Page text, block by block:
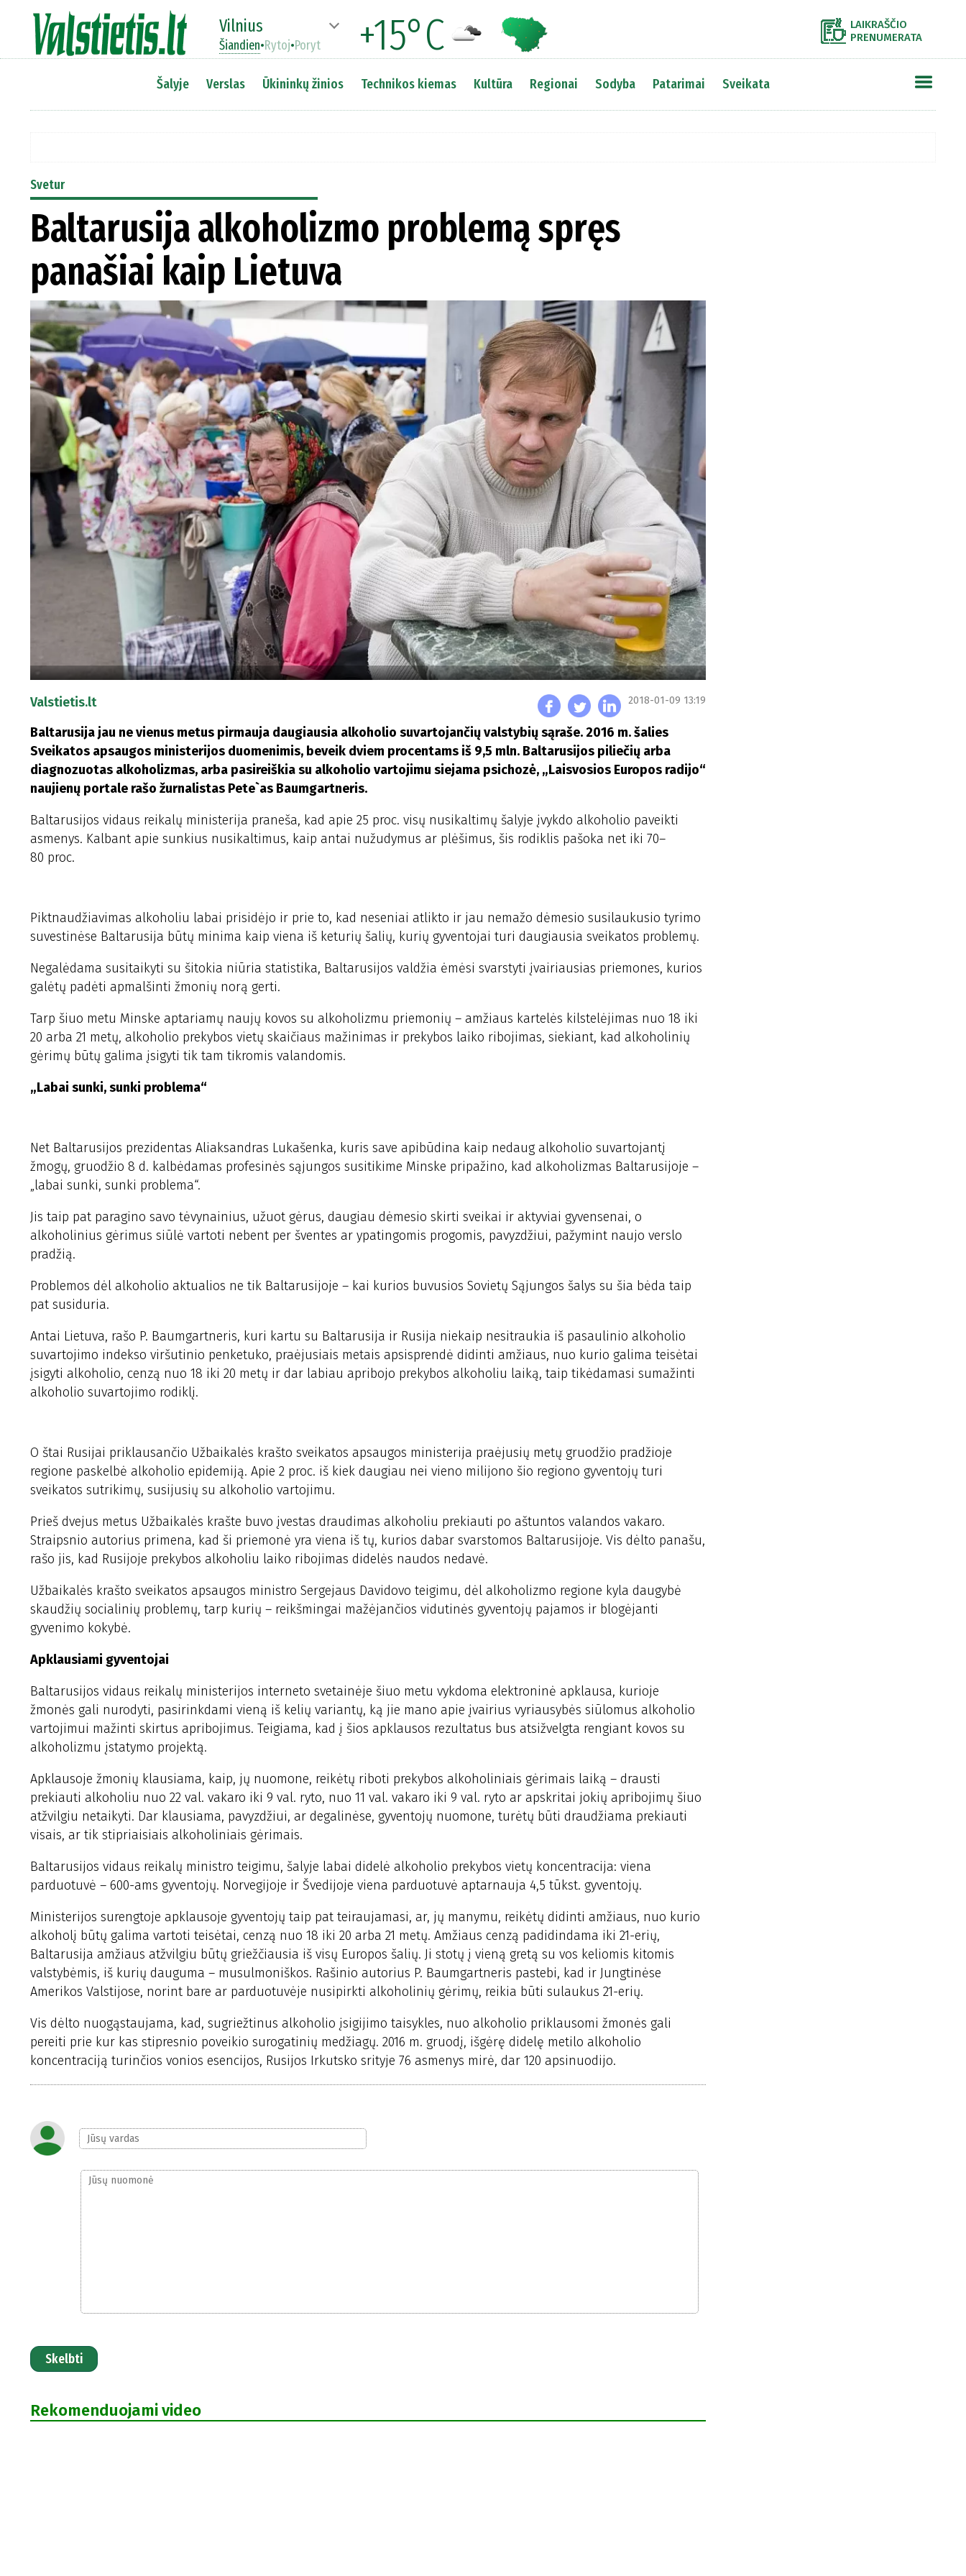
Vilnius +15°C
Šiandien•Rytoj•Poryt
LAIKRAŠČIO
PRENUMERATA
Šalyje Verslas Ūkininkų žinios Technikos kiemas Kultūra Regionai Sodyba Patarimai Sveikata
Svetur
Baltarusija alkoholizmo problemą spręs
panašiai kaip Lietuva
Valstietis.lt 2018-01-09 13:19
Baltarusija jau ne vienus metus pirmauja daugiausia alkoholio suvartojančių valstybių sąraše. 2016 m. šalies
Sveikatos apsaugos ministerijos duomenimis, beveik dviem procentams iš 9,5 mln. Baltarusijos piliečių arba
diagnozuotas alkoholizmas, arba pasireiškia su alkoholio vartojimu siejama psichozė, „Laisvosios Europos radijo“
naujienų portale rašo žurnalistas Pete`as Baumgartneris.
Baltarusijos vidaus reikalų ministerija praneša, kad apie 25 proc. visų nusikaltimų šalyje įvykdo alkoholio paveikti
asmenys. Kalbant apie sunkius nusikaltimus, kaip antai nužudymus ar plėšimus, šis rodiklis pašoka net iki 70–
80 proc.
Piktnaudžiavimas alkoholiu labai prisidėjo ir prie to, kad neseniai atlikto ir jau nemažo dėmesio susilaukusio tyrimo
suvestinėse Baltarusija būtų minima kaip viena iš keturių šalių, kurių gyventojai turi daugiausia sveikatos problemų.
Negalėdama susitaikyti su šitokia niūria statistika, Baltarusijos valdžia ėmėsi svarstyti įvairiausias priemones, kurios
galėtų padėti apmalšinti žmonių norą gerti.
Tarp šiuo metu Minske aptariamų naujų kovos su alkoholizmu priemonių – amžiaus kartelės kilstelėjimas nuo 18 iki
20 arba 21 metų, alkoholio prekybos vietų skaičiaus mažinimas ir prekybos laiko ribojimas, siekiant, kad alkoholinių
gėrimų būtų galima įsigyti tik tam tikromis valandomis.
„Labai sunki, sunki problema“
Net Baltarusijos prezidentas Aliaksandras Lukašenka, kuris save apibūdina kaip nedaug alkoholio suvartojantį
žmogų, gruodžio 8 d. kalbėdamas profesinės sąjungos susitikime Minske pripažino, kad alkoholizmas Baltarusijoje –
„labai sunki, sunki problema“.
Jis taip pat paragino savo tėvynainius, užuot gėrus, daugiau dėmesio skirti sveikai ir aktyviai gyvensenai, o
alkoholinius gėrimus siūlė vartoti nebent per šventes ar ypatingomis progomis, pavyzdžiui, pažymint naujo verslo
pradžią.
Problemos dėl alkoholio aktualios ne tik Baltarusijoje – kai kurios buvusios Sovietų Sąjungos šalys su šia bėda taip
pat susiduria.
Antai Lietuva, rašo P. Baumgartneris, kuri kartu su Baltarusija ir Rusija niekaip nesitraukia iš pasaulinio alkoholio
suvartojimo indekso viršutinio penketuko, praėjusiais metais apsisprendė didinti amžiaus, nuo kurio galima teisėtai
įsigyti alkoholio, cenzą nuo 18 iki 20 metų ir dar labiau apribojo prekybos alkoholiu laiką, taip tikėdamasi sumažinti
alkoholio suvartojimo rodiklį.
O štai Rusijai priklausančio Užbaikalės krašto sveikatos apsaugos ministerija praėjusių metų gruodžio pradžioje
regione paskelbė alkoholio epidemiją. Apie 2 proc. iš kiek daugiau nei vieno milijono šio regiono gyventojų turi
sveikatos sutrikimų, susijusių su alkoholio vartojimu.
Prieš dvejus metus Užbaikalės krašte buvo įvestas draudimas alkoholiu prekiauti po aštuntos valandos vakaro.
Straipsnio autorius primena, kad ši priemonė yra viena iš tų, kurios dabar svarstomos Baltarusijoje. Vis dėlto panašu,
rašo jis, kad Rusijoje prekybos alkoholiu laiko ribojimas didelės naudos nedavė.
Užbaikalės krašto sveikatos apsaugos ministro Sergejaus Davidovo teigimu, dėl alkoholizmo regione kyla daugybė
skaudžių socialinių problemų, tarp kurių – reikšmingai mažėjančios vidutinės gyventojų pajamos ir blogėjanti
gyvenimo kokybė.
Apklausiami gyventojai
Baltarusijos vidaus reikalų ministerijos interneto svetainėje šiuo metu vykdoma elektroninė apklausa, kurioje
žmonės gali nurodyti, pasirinkdami vieną iš kelių variantų, ką jie mano apie įvairius vyriausybės siūlomus alkoholio
vartojimui mažinti skirtus apribojimus. Teigiama, kad į šios apklausos rezultatus bus atsižvelgta rengiant kovos su
alkoholizmu įstatymo projektą.
Apklausoje žmonių klausiama, kaip, jų nuomone, reikėtų riboti prekybos alkoholiniais gėrimais laiką – drausti
prekiauti alkoholiu nuo 22 val. vakaro iki 9 val. ryto, nuo 11 val. vakaro iki 9 val. ryto ar apskritai jokių apribojimų šiuo
atžvilgiu netaikyti. Dar klausiama, pavyzdžiui, ar degalinėse, gyventojų nuomone, turėtų būti draudžiama prekiauti
visais, ar tik stipriaisiais alkoholiniais gėrimais.
Baltarusijos vidaus reikalų ministro teigimu, šalyje labai didelė alkoholio prekybos vietų koncentracija: viena
parduotuvė – 600-ams gyventojų. Norvegijoje ir Švedijoje viena parduotuvė aptarnauja 4,5 tūkst. gyventojų.
Ministerijos surengtoje apklausoje gyventojų taip pat teiraujamasi, ar, jų manymu, reikėtų didinti amžiaus, nuo kurio
alkoholį būtų galima vartoti teisėtai, cenzą nuo 18 iki 20 arba 21 metų. Amžiaus cenzą padidindama iki 21-erių,
Baltarusija amžiaus atžvilgiu būtų griežčiausia iš visų Europos šalių. Ji stotų į vieną gretą su vos keliomis kitomis
valstybėmis, iš kurių dauguma – musulmoniškos. Rašinio autorius P. Baumgartneris pastebi, kad ir Jungtinėse
Amerikos Valstijose, norint bare ar parduotuvėje nusipirkti alkoholinių gėrimų, reikia būti sulaukus 21-erių.
Vis dėlto nuogąstaujama, kad, sugriežtinus alkoholio įsigijimo taisykles, nuo alkoholio priklausomi žmonės gali
pereiti prie kur kas stipresnio poveikio surogatinių medžiagų. 2016 m. gruodį, išgėrę didelę metilo alkoholio
koncentraciją turinčios vonios esencijos, Rusijos Irkutsko srityje 76 asmenys mirė, dar 120 apsinuodijo.
Skelbti
Rekomenduojami video